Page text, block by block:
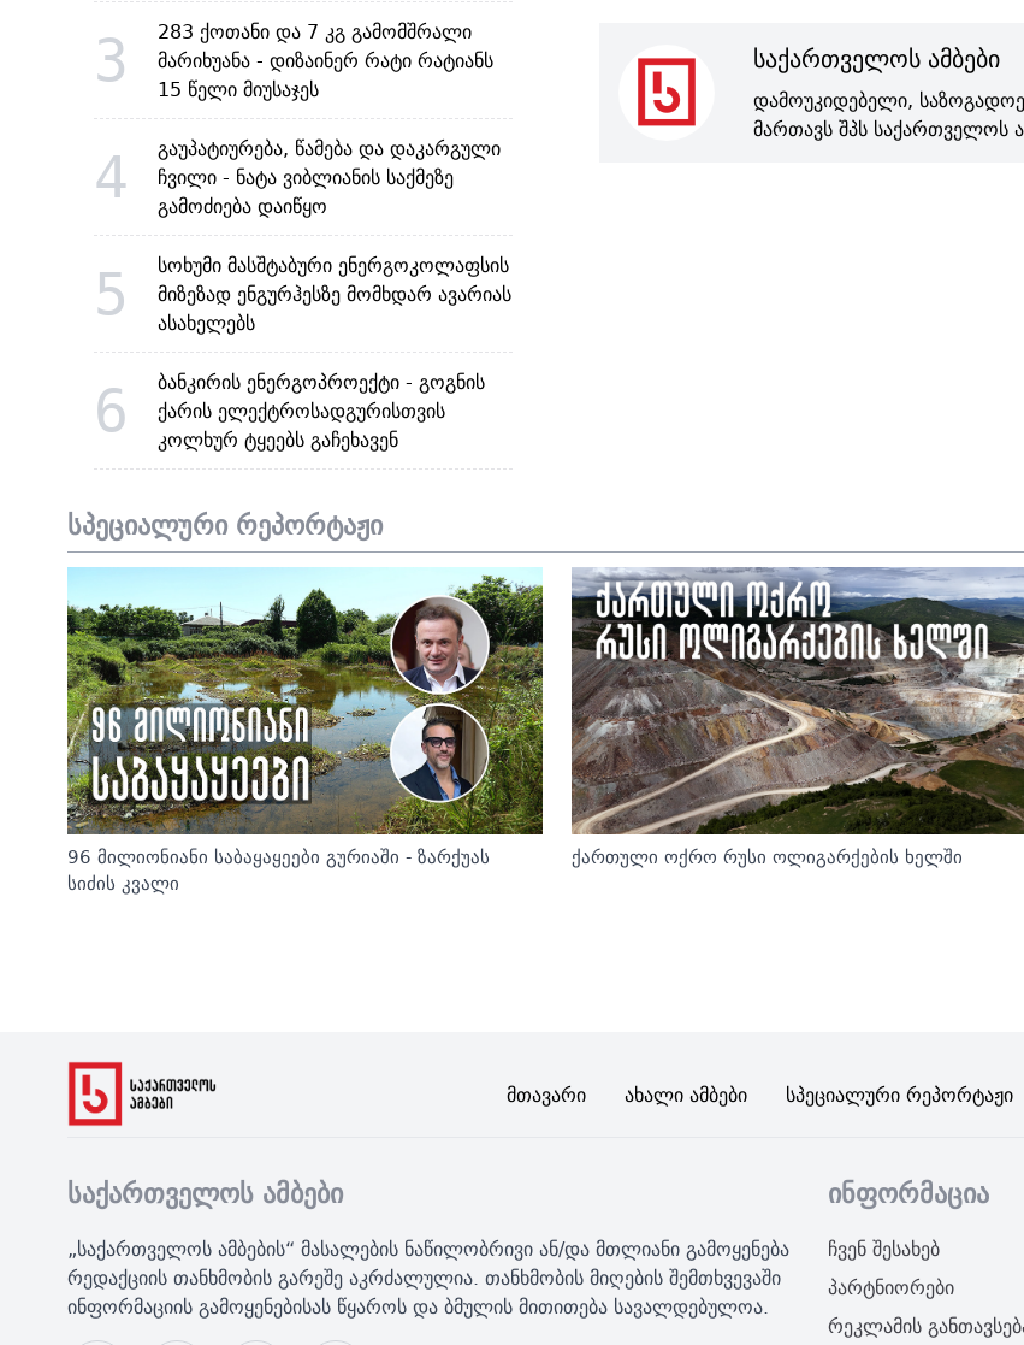
3
283 ქოთანი და 7 კგ გამომშრალი
მარიხუანა - დიზაინერ რატი რატიანს
15 წელი მიუსაჯეს
4
გაუპატიურება, წამება და დაკარგული
ჩვილი - ნატა ვიბლიანის საქმეზე
გამოძიება დაიწყო
5
სოხუმი მასშტაბური ენერგოკოლაფსის
მიზეზად ენგურჰესზე მომხდარ ავარიას
ასახელებს
6
ბანკირის ენერგოპროექტი - გოგნის
ქარის ელექტროსადგურისთვის
კოლხურ ტყეებს გაჩეხავენ
საქართველოს ამბები
დამოუკიდებელი,
მართავს შპს საქართველოს
სპეციალური რეპორტაჟი
96 მილიონიანი საბაყაყეები გურიაში - ზარქუას
სიძის კვალი
ქართული ოქრო რუსი ოლიგარქების ხელში
Მთავარი Ახალი Ამბები Სპეციალური Რეპორტაჟი
საქართველოს ამბები
„საქართველოს ამბების“ მასალების ნაწილობრივი ან/და მთლიანი გამოყენება
რედაქციის თანხმობის გარეშე აკრძალულია. თანხმობის მიღების შემთხვევაში
ინფორმაციის გამოყენებისას წყაროს და ბმულის მითითება სავალდებულოა.
ინფორმაცია
ჩვენ შესახებ
პარტნიორები
რეკლამის